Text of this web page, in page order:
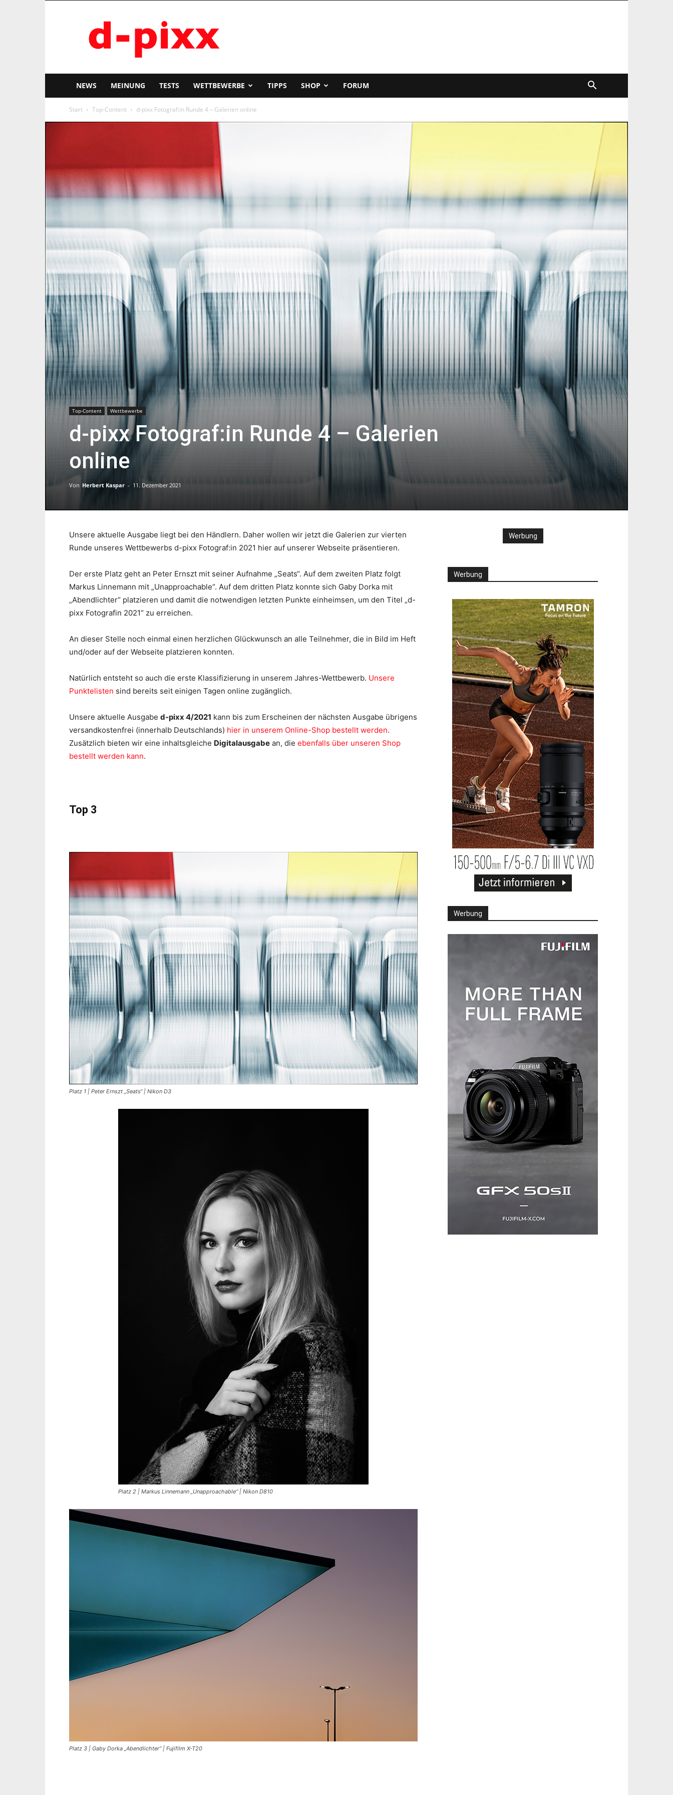
pixx
NEWS MEINUNG TESTS WETTBEWERBE TIPPS SHOP FORUM
Start Top-Content d-pixx Fotograf:in Runde 4 – Galerien online
Top-Content Wettbewerbe
d-pixx Fotograf:in Runde 4 – Galerien
online
Von Herbert Kaspar - 11. Dezember 2021
Unsere aktuelle Ausgabe liegt bei den Händlern. Daher wollen wir jetzt die Galerien zur vierten
Runde unseres Wettbewerbs d-pixx Fotograf:in 2021 hier auf unserer Webseite präsentieren.
Der erste Platz geht an Peter Ernszt mit seiner Aufnahme „Seats“. Auf dem zweiten Platz folgt
Markus Linnemann mit „Unapproachable“. Auf dem dritten Platz konnte sich Gaby Dorka mit
„Abendlichter“ platzieren und damit die notwendigen letzten Punkte einheimsen, um den Titel „d-
pixx Fotografin 2021“ zu erreichen.
An dieser Stelle noch einmal einen herzlichen Glückwunsch an alle Teilnehmer, die in Bild im Heft
und/oder auf der Webseite platzieren konnten.
Natürlich entsteht so auch die erste Klassifizierung in unserem Jahres-Wettbewerb. Unsere
Punktelisten sind bereits seit einigen Tagen online zugänglich.
Unsere aktuelle Ausgabe d-pixx 4/2021 kann bis zum Erscheinen der nächsten Ausgabe übrigens
versandkostenfrei (innerhalb Deutschlands) hier in unserem Online-Shop bestellt werden.
Zusätzlich bieten wir eine inhaltsgleiche Digitalausgabe an, die ebenfalls über unseren Shop
bestellt werden kann.
Top 3
Platz 1 | Peter Ernszt „Seats“ | Nikon D3
Platz 2 | Markus Linnemann „Unapproachable“ | Nikon D810
Platz 3 | Gaby Dorka „Abendlichter“ | Fujifilm X-T20
Werbung
Werbung
Werbung